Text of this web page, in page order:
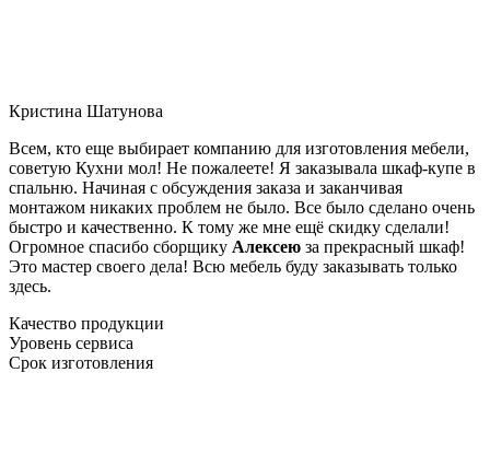
Кристина Шатунова
Всем, кто еще выбирает компанию для изготовления мебели,
советую Кухни мол! Не пожалеете! Я заказывала шкаф-купе в
спальню. Начиная с обсуждения заказа и заканчивая
монтажом никаких проблем не было. Все было сделано очень
быстро и качественно. К тому же мне ещё скидку сделали!
Огромное спасибо сборщику Алексею за прекрасный шкаф!
Это мастер своего дела! Всю мебель буду заказывать только
здесь.
Качество продукции
Уровень сервиса
Срок изготовления